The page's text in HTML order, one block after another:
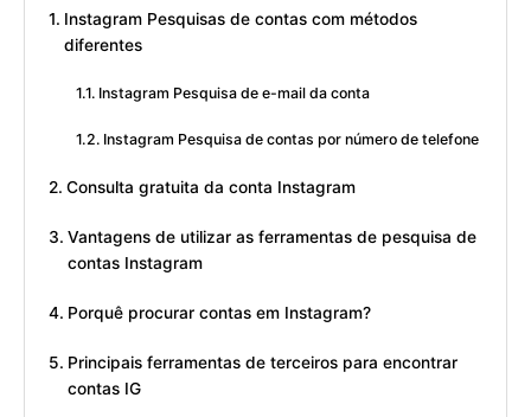
Instagram Pesquisas de contas com métodos
diferentes
Instagram Pesquisa de e-mail da conta
Instagram Pesquisa de contas por número de telefone
Consulta gratuita da conta Instagram
Vantagens de utilizar as ferramentas de pesquisa de
contas Instagram
Porquê procurar contas em Instagram?
Principais ferramentas de terceiros para encontrar
contas IG